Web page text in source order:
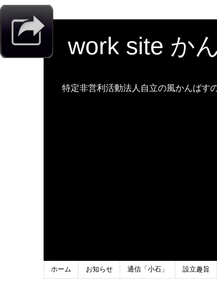
work site か
特定非営利活動法人自立の風かんばす
ホーム お知らせ 通信「小石」 設立趣旨